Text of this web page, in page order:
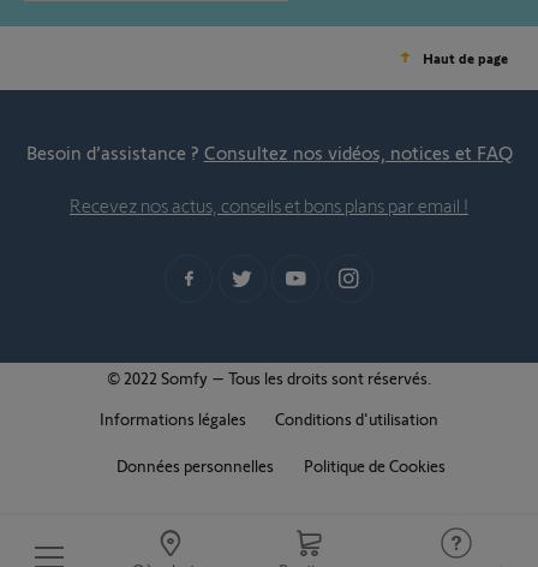
Haut de page
Besoin d’assistance ? Consultez nos vidéos, notices et FAQ
Recevez nos actus, conseils et bons plans par email !
© 2022 Somfy – Tous les droits sont réservés.
Informations légales
Conditions d'utilisation
Données personnelles Politique de Cookies